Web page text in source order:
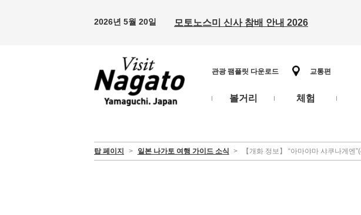
2026년 5월 20일 모토노스미 신사 참배 안내 2026
관광 팸플릿 다운로드 교통편
볼거리 체험
탑 페이지 > 일본 나가토 여행 가이드 소식 > 【개화 정보】 “아마야마 샤쿠나게엔